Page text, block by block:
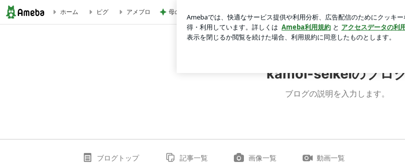
鴨居整形外科 院長ブログ 後輩たちの活躍 | kamoi-seikeiのブログ
ホーム ピグ アメブロ 母の送迎で18年ぶりの大学病院
kamoi-seikeiのブログ
ブログの説明を入力します。
ブログトップ 記事一覧 画像一覧 動画一覧